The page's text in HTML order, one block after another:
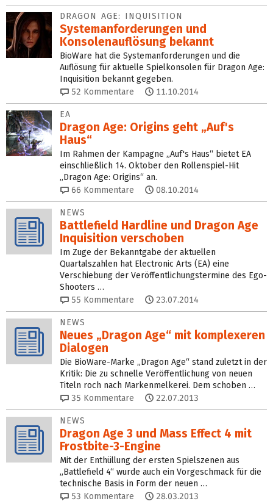
DRAGON AGE: INQUISITION
Systemanforderungen und
Konsolenauflösung bekannt
BioWare hat die Systemanforderungen und die
Auflösung für aktuelle Spielkonsolen für Dragon Age:
Inquisition bekannt gegeben.
52 Kommentare 11.10.2014
EA
Dragon Age: Origins geht „Auf's
Haus“
Im Rahmen der Kampagne „Auf's Haus“ bietet EA
einschließlich 14. Oktober den Rollenspiel-Hit
„Dragon Age: Origins“ an.
66 Kommentare 08.10.2014
NEWS
Battlefield Hardline und Dragon Age
Inquisition verschoben
Im Zuge der Bekanntgabe der aktuellen
Quartalszahlen hat Electronic Arts (EA) eine
Verschiebung der Veröffentlichungstermine des Ego-
Shooters …
55 Kommentare 23.07.2014
NEWS
Neues „Dragon Age“ mit komplexeren
Dialogen
Die BioWare-Marke „Dragon Age“ stand zuletzt in der
Kritik: Die zu schnelle Veröffentlichung von neuen
Titeln roch nach Markenmelkerei. Dem schoben …
35 Kommentare 22.07.2013
NEWS
Dragon Age 3 und Mass Effect 4 mit
Frostbite-3-Engine
Mit der Enthüllung der ersten Spielszenen aus
„Battlefield 4“ wurde auch ein Vorgeschmack für die
technische Basis in Form der neuen …
53 Kommentare 28.03.2013